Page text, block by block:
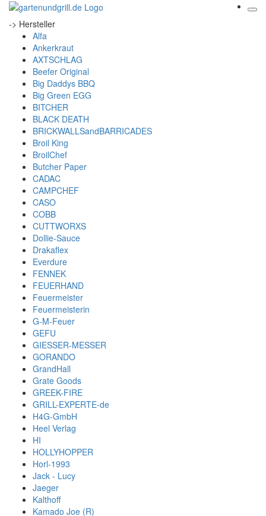
-> Hersteller
Alfa
Ankerkraut
AXTSCHLAG
Beefer Original
Big Daddys BBQ
Big Green EGG
BITCHER
BLACK DEATH
BRICKWALLSandBARRICADES
Broil King
BroilChef
Butcher Paper
CADAC
CAMPCHEF
CASO
COBB
CUTTWORXS
Dollie-Sauce
Drakaflex
Everdure
FENNEK
FEUERHAND
Feuermeister
Feuermeisterin
G-M-Feuer
GEFU
GIESSER-MESSER
GORANDO
GrandHall
Grate Goods
GREEK-FIRE
GRILL-EXPERTE-de
H4G-GmbH
Heel Verlag
HI
HOLLYHOPPER
Horl-1993
Jack - Lucy
Jaeger
Kalthoff
Kamado Joe (R)